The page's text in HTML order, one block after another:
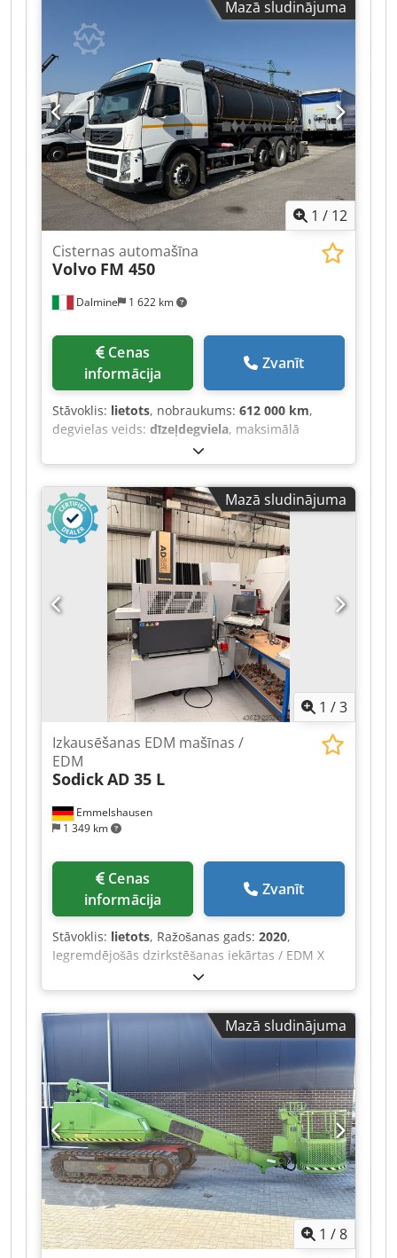
Mazā sludinājuma
1 / 12
Dalmine 1 622 km
Cisternas automašīna
Volvo FM 450
informācija
Zvanīt
Stāvoklis: lietots, nobraukums: 612 000 km,
degvielas veids: dīzeļdegviela, maksimālā
, kopējais svars:
degviela:dīzeļdegviela, pārnesuma veids:
automātisks, emisijas klase:Euro 5,
Mazā sludinājuma
1 /3
Emmelshausen
1 349 km
Izkausēšanas EDM mašīnas /
EDM
SodickAD 35 L
informācija
Zvanīt
Stāvoklis: lietots, Ražošanas gads: 2020,
Iegremdējošās dzirkstēšanas iekārtas / EDM X
ass kustības diapazons: 350 mm Dedpfx Ajztpk
Aeqijwa Y ass kustības diapazons: 250 mm Z ass
kustības diapazons: 270 mm Darbgald malas X
izmērs: 600 mm Darbgald malas Y izmērs: 400
mm Maks. apstrādājamās detaļas X izmērs: 975
mm Maks. apstrādājamās detaļas Y izmērs: 555
mm Maks. apstrādājamās detaļas Z izmērs: 350
mm Maks. elektroda svars: 50 kg Maks.
apstrādājamās detaļas svars: 550 kg Dzesētājs
Mazā sludinājuma
1 /8